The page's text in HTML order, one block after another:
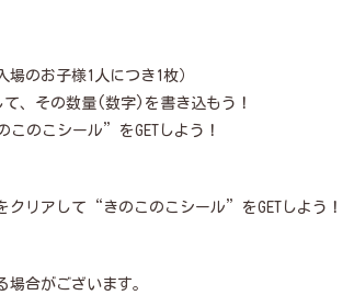
のお子様1人につき1枚）
、その数量(数字)を書き込もう！
のこシール”をGETしよう！
クリアして“きのこのこシール”をGETしよう！
合がございます。